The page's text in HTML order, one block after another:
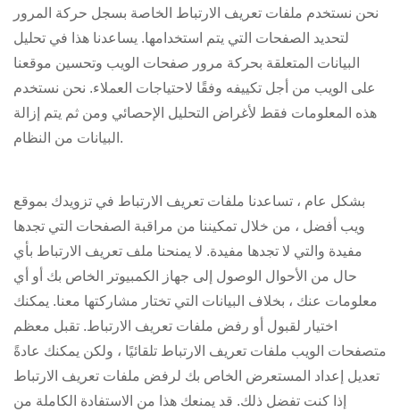
نحن نستخدم ملفات تعريف الارتباط الخاصة بسجل حركة المرور
لتحديد الصفحات التي يتم استخدامها. يساعدنا هذا في تحليل
البيانات المتعلقة بحركة مرور صفحات الويب وتحسين موقعنا
على الويب من أجل تكييفه وفقًا لاحتياجات العملاء. نحن نستخدم
هذه المعلومات فقط لأغراض التحليل الإحصائي ومن ثم يتم إزالة
البيانات من النظام.
بشكل عام ، تساعدنا ملفات تعريف الارتباط في تزويدك بموقع
ويب أفضل ، من خلال تمكيننا من مراقبة الصفحات التي تجدها
مفيدة والتي لا تجدها مفيدة. لا يمنحنا ملف تعريف الارتباط بأي
حال من الأحوال الوصول إلى جهاز الكمبيوتر الخاص بك أو أي
معلومات عنك ، بخلاف البيانات التي تختار مشاركتها معنا. يمكنك
اختيار لقبول أو رفض ملفات تعريف الارتباط. تقبل معظم
متصفحات الويب ملفات تعريف الارتباط تلقائيًا ، ولكن يمكنك عادةً
تعديل إعداد المستعرض الخاص بك لرفض ملفات تعريف الارتباط
إذا كنت تفضل ذلك. قد يمنعك هذا من الاستفادة الكاملة من